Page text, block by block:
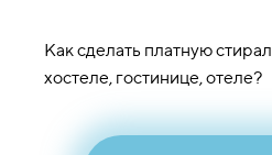
Как сделать платную
хостеле, гостинице, отеле?